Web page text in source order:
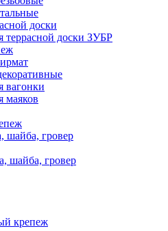
доски
террасной доски ЗУБР
вагонки
маяков
шайба, гровер
шайба, гровер
крепеж